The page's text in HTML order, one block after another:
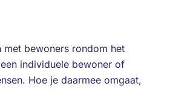
bewoners rondom het
individuele bewoner of
Hoe je daarmee omgaat,